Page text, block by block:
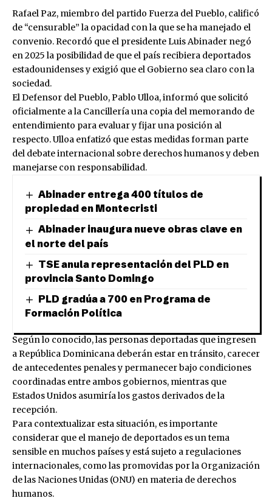
Rafael Paz, miembro del partido Fuerza del Pueblo, calificó
de “censurable” la opacidad con la que se ha manejado el
convenio. Recordó que el presidente Luis Abinader negó
en 2025 la posibilidad de que el país recibiera deportados
estadounidenses y exigió que el Gobierno sea claro con la
sociedad.
El Defensor del Pueblo, Pablo Ulloa, informó que solicitó
oficialmente a la Cancillería una copia del memorando de
entendimiento para evaluar y fijar una posición al
respecto. Ulloa enfatizó que estas medidas forman parte
del debate internacional sobre derechos humanos y deben
manejarse con responsabilidad.
Abinader entrega 400 títulos de
propiedad en Montecristi
Abinader inaugura nueve obras clave en
el norte del país
TSE anula representación del PLD en
provincia Santo Domingo
PLD gradúa a 700 en Programa de
Formación Política
Según lo conocido, las personas deportadas que ingresen
a República Dominicana deberán estar en tránsito, carecer
de antecedentes penales y permanecer bajo condiciones
coordinadas entre ambos gobiernos, mientras que
Estados Unidos asumiría los gastos derivados de la
recepción.
Para contextualizar esta situación, es importante
considerar que el manejo de deportados es un tema
sensible en muchos países y está sujeto a regulaciones
internacionales, como las promovidas por la Organización
de las Naciones Unidas (ONU) en materia de derechos
humanos.